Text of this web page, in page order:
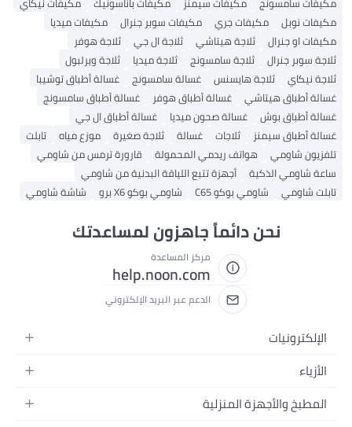
مكيفات نوبل
مكيفات جري مكيفات سوبر جنرال
مكيفات ميديا
مكيفات او جنرال
ثلاجة هيتاشي ثلاجة ال جي
ثلاجة هوفر
ثلاجة سوبر جنرال
ثلاجة سامسونج ثلاجة ميديا
ثلاجة ويرلبول
ثلاجة نيكاي
ثلاجة هايسنس غسالة سامسونج
غسالة أطباق توشيبا
غسالة أطباق هيتاشي
غسالة أطباق هوفر
غسالة أطباق سامسونج
غسالة أطباق بوش
غسالة صحون ميديا
غسالة أطباق ال جي
غسالة أطباق سيمنز
ثلاجات غسالة ثلاجة صغيرة موزع مياه
تابلت
تلفزيون شاومي
هواتف ريدمي المحمولة
قارورة ترمس من شاومي
ساعة شاومي الذكية
أجهزة تتبع اللياقة البدنية من شاومي
تابلت شاومي
شاومي بوكو C65 شاومي بوكو X6 برو شاشة شاومي
نحن دائماً جاهزون لمساعدتك
مركز المساعدة
help.noon.com
الدعم عبر البريد الإلكتروني
الإلكترونيات
الجوالات
اللابتوبات
الأزياء
أزياء نسائية
المطبخ والأجهزة المنزلية